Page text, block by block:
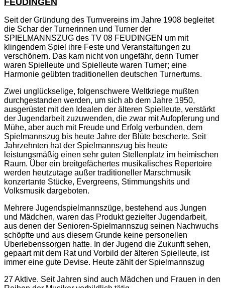
FEUDINGEN
Seit der Gründung des Turnvereins im Jahre 1908 begleitet
die Schar der Turnerinnen und Turner der
SPIELMANNSZUG des TV 08 FEUDINGEN um mit
klingendem Spiel ihre Feste und Veranstaltungen zu
verschönern. Das kam nicht von ungefähr, denn Turner
waren Spielleute und Spielleute waren Turner; eine
Harmonie geübten traditionellen deutschen Turnertums.
Zwei unglückselige, folgenschwere Weltkriege mußten
durchgestanden werden, um sich ab dem Jahre 1950,
ausgerüstet mit den Idealen der älteren Spielleute, verstärkt
der Jugendarbeit zuzuwenden, die zwar mit Aufopferung und
Mühe, aber auch mit Freude und Erfolg verbunden, dem
Spielmannszug bis heute Jahre der Blüte bescherte. Seit
Jahrzehnten hat der Spielmannszug bis heute
leistungsmäßig einen sehr guten Stellenplatz im heimischen
Raum. Über ein breitgefächertes musikalisches Repertoire
werden heutzutage außer traditioneller Marschmusik
konzertante Stücke, Evergreens, Stimmungshits und
Volksmusik dargeboten.
Mehrere Jugendspielmannszüge, bestehend aus Jungen
und Mädchen, waren das Produkt gezielter Jugendarbeit,
aus denen der Senioren-Spielmannszug seinen Nachwuchs
schöpfte und aus diesem Grunde keine personellen
Überlebenssorgen hatte. In der Jugend die Zukunft sehen,
gepaart mit dem Rat und Vorbild der älteren Spielleute, ist
immer eine gute Devise. Heute zählt der Spielmannszug
27 Aktive. Seit Jahren sind auch Mädchen und Frauen in den